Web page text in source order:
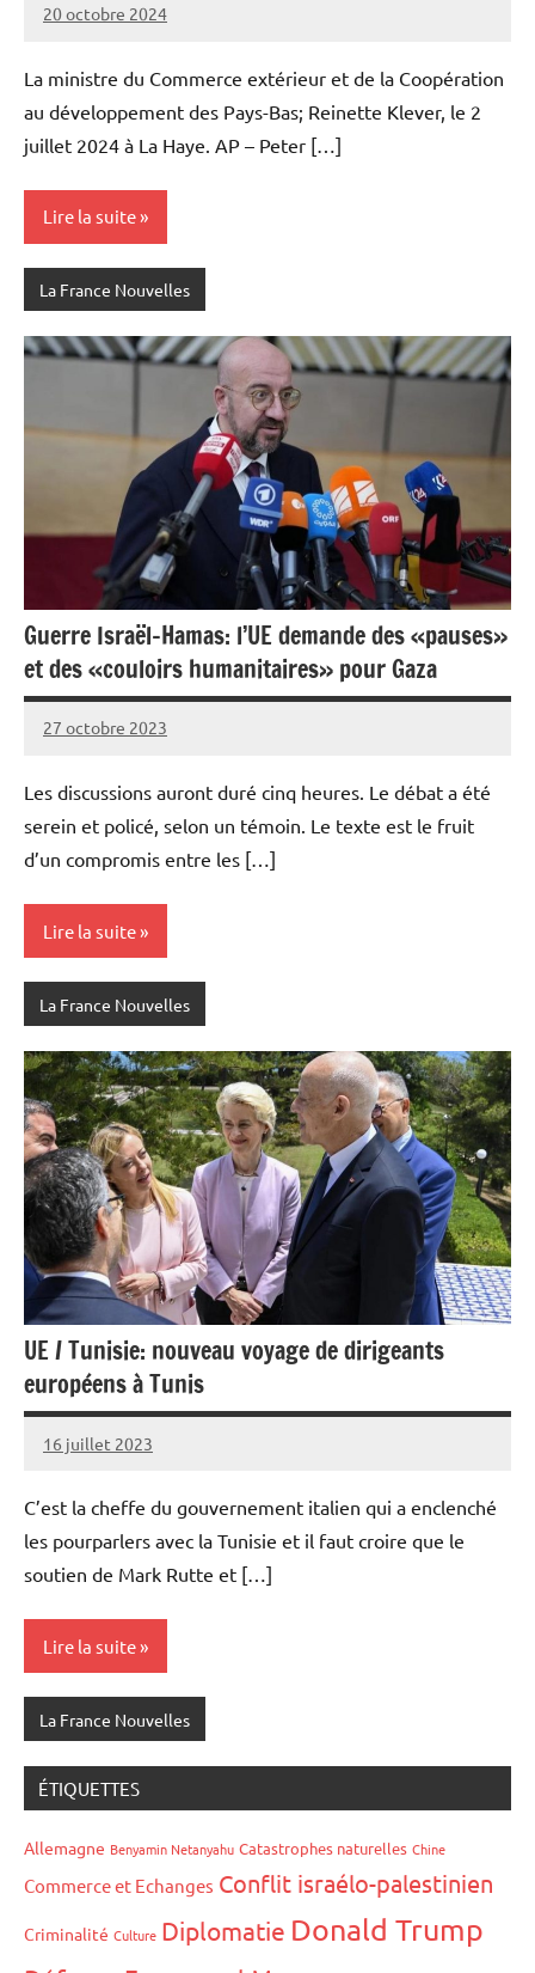
20 octobre 2024
Admins
La ministre du Commerce extérieur et de la Coopération
au développement des Pays-Bas; Reinette Klever, le 2
juillet 2024 à La Haye. AP – Peter […]
Lire la suite
La France Nouvelles
Guerre Israël-Hamas: l’UE demande des «pauses»
et des «couloirs humanitaires» pour Gaza
27 octobre 2023
Admins
Les discussions auront duré cinq heures. Le débat a été
serein et policé, selon un témoin. Le texte est le fruit
d’un compromis entre les […]
Lire la suite
La France Nouvelles
UE / Tunisie: nouveau voyage de dirigeants
européens à Tunis
16 juillet 2023
Admins
C’est la cheffe du gouvernement italien qui a enclenché
les pourparlers avec la Tunisie et il faut croire que le
soutien de Mark Rutte et […]
Lire la suite
La France Nouvelles
ÉTIQUETTES
Allemagne Benyamin Netanyahu Catastrophes naturelles Chine
Commerce et Echanges Conflit israélo-palestinien
Criminalité Culture Diplomatie Donald Trump